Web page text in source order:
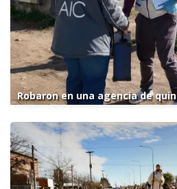
Robaron en una agencia de